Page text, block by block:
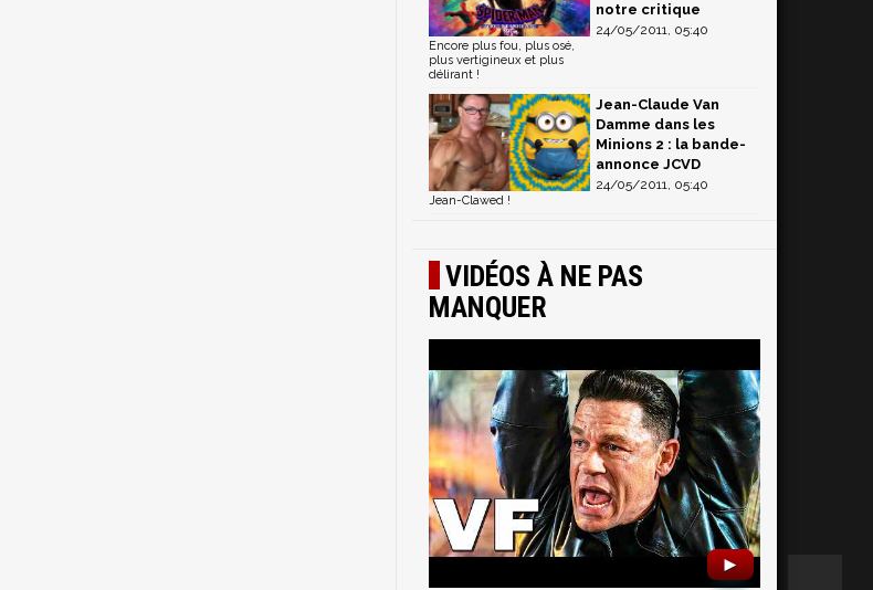
notre critique
24/05/2011, 05:40
Encore plus fou, plus osé,
plus vertigineux et plus
délirant !
Jean-Claude Van
Damme dans les
Minions 2 : la bande-
annonce JCVD
24/05/2011, 05:40
Jean-Clawed !
VIDÉOS À NE PAS
MANQUER
►